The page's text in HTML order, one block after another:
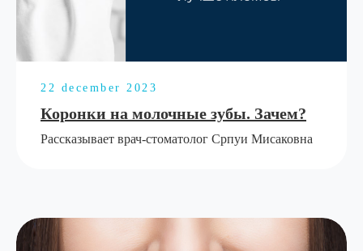
22 december 2023
Коронки на молочные зубы. Зачем?
Рассказывает врач-стоматолог Српуи Мисаковна